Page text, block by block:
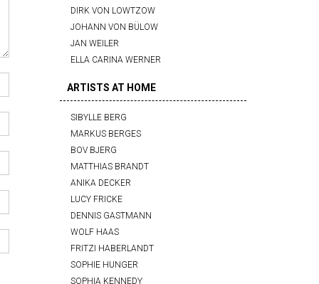
DIRK VON LOWTZOW
JOHANN VON BÜLOW
JAN WEILER
ELLA CARINA WERNER
ARTISTS AT HOME
SIBYLLE BERG
MARKUS BERGES
BOV BJERG
MATTHIAS BRANDT
ANIKA DECKER
LUCY FRICKE
DENNIS GASTMANN
WOLF HAAS
FRITZI HABERLANDT
SOPHIE HUNGER
SOPHIA KENNEDY